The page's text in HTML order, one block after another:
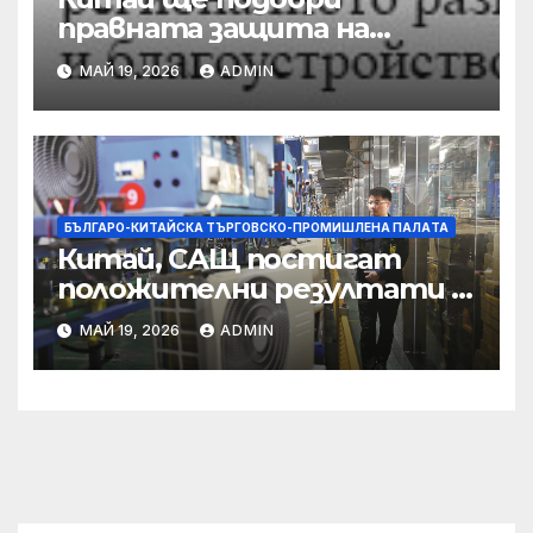
правната защита на
предприятията, ще се
съсредоточи върху
борбата с
корпоративната
престъпност
МАЙ 19, 2026 ADMIN
БЪЛГАРО-КИТАЙСКА ТЪРГОВСКО-ПРОМИШЛЕНА ПАЛAТА
Китай, САЩ постигат
положителни резултати в
икономическите и
търговски консултации:
министерство
МАЙ 19, 2026 ADMIN